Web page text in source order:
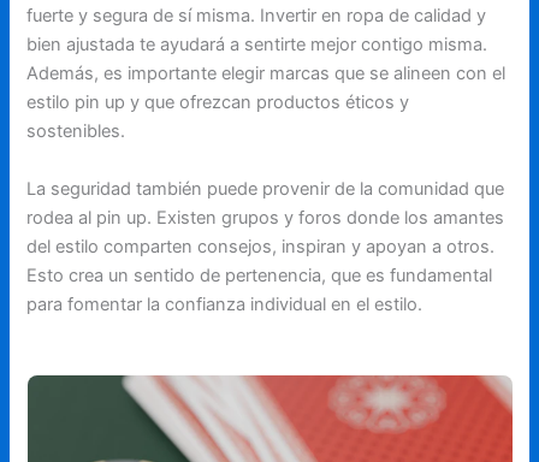
fuerte y segura de sí misma. Invertir en ropa de calidad y
bien ajustada te ayudará a sentirte mejor contigo misma.
Además, es importante elegir marcas que se alineen con el
estilo pin up y que ofrezcan productos éticos y
sostenibles.
La seguridad también puede provenir de la comunidad que
rodea al pin up. Existen grupos y foros donde los amantes
del estilo comparten consejos, inspiran y apoyan a otros.
Esto crea un sentido de pertenencia, que es fundamental
para fomentar la confianza individual en el estilo.